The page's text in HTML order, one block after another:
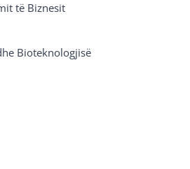
të Biznesit
Bioteknologjisë